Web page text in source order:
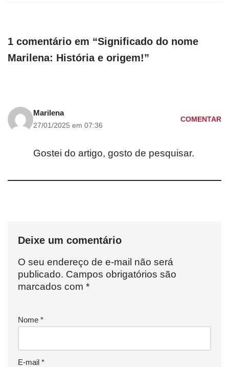
1 comentário em “Significado do nome
Marilena: História e origem!”
Marilena
27/01/2025 em 07:36
COMENTAR
Gostei do artigo, gosto de pesquisar.
Deixe um comentário
O seu endereço de e-mail não será
publicado. Campos obrigatórios são
marcados com *
Nome *
E-mail *